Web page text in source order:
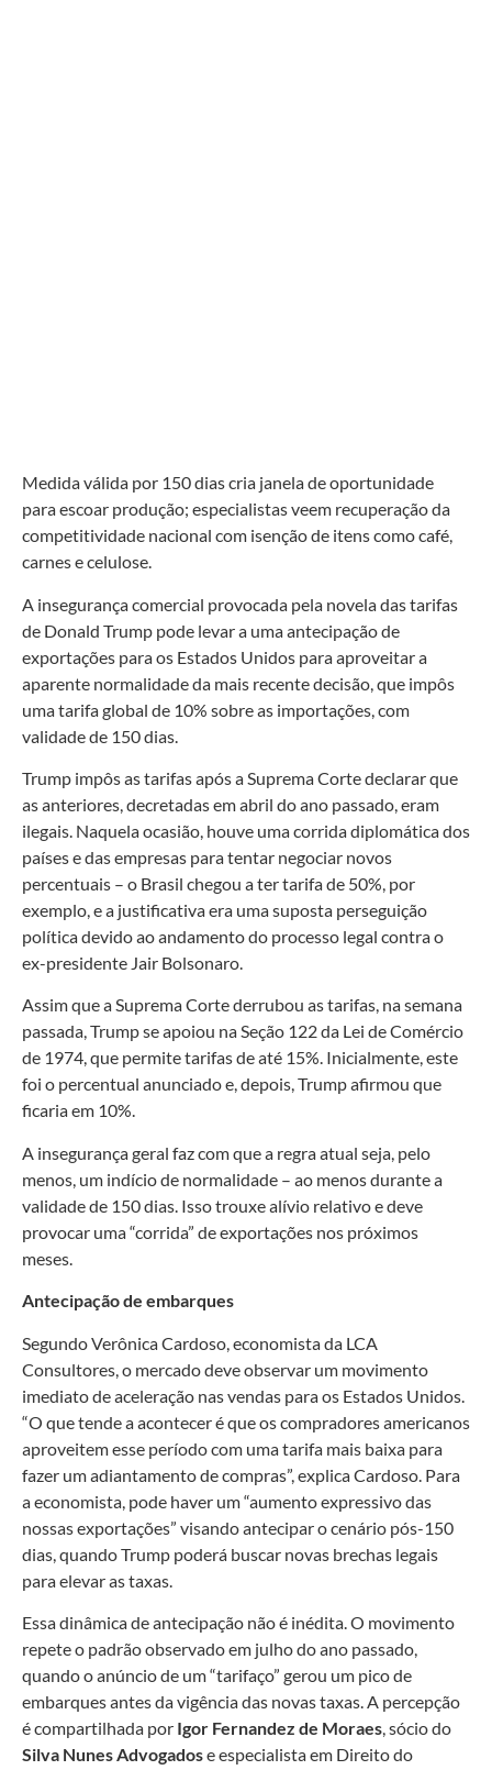
Medida válida por 150 dias cria janela de oportunidade
para escoar produção; especialistas veem recuperação da
competitividade nacional com isenção de itens como café,
carnes e celulose.
A insegurança comercial provocada pela novela das tarifas
de Donald Trump pode levar a uma antecipação de
exportações para os Estados Unidos para aproveitar a
aparente normalidade da mais recente decisão, que impôs
uma tarifa global de 10% sobre as importações, com
validade de 150 dias.
Trump impôs as tarifas após a Suprema Corte declarar que
as anteriores, decretadas em abril do ano passado, eram
ilegais. Naquela ocasião, houve uma corrida diplomática dos
países e das empresas para tentar negociar novos
percentuais – o Brasil chegou a ter tarifa de 50%, por
exemplo, e a justificativa era uma suposta perseguição
política devido ao andamento do processo legal contra o
ex-presidente Jair Bolsonaro.
Assim que a Suprema Corte derrubou as tarifas, na semana
passada, Trump se apoiou na Seção 122 da Lei de Comércio
de 1974, que permite tarifas de até 15%. Inicialmente, este
foi o percentual anunciado e, depois, Trump afirmou que
ficaria em 10%.
A insegurança geral faz com que a regra atual seja, pelo
menos, um indício de normalidade – ao menos durante a
validade de 150 dias. Isso trouxe alívio relativo e deve
provocar uma “corrida” de exportações nos próximos
meses.
Antecipação de embarques
Segundo Verônica Cardoso, economista da LCA
Consultores, o mercado deve observar um movimento
imediato de aceleração nas vendas para os Estados Unidos.
“O que tende a acontecer é que os compradores americanos
aproveitem esse período com uma tarifa mais baixa para
fazer um adiantamento de compras”, explica Cardoso. Para
a economista, pode haver um “aumento expressivo das
nossas exportações” visando antecipar o cenário pós-150
dias, quando Trump poderá buscar novas brechas legais
para elevar as taxas.
Essa dinâmica de antecipação não é inédita. O movimento
repete o padrão observado em julho do ano passado,
quando o anúncio de um “tarifaço” gerou um pico de
embarques antes da vigência das novas taxas. A percepção
é compartilhada por Igor Fernandez de Moraes, sócio do
Silva Nunes Advogadose especialista em Direito do